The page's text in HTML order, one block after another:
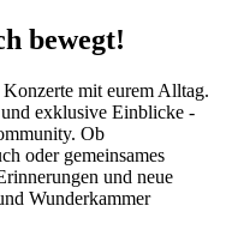
bewegt!
mit eurem Alltag.
exklusive Einblicke -
Ob
oder gemeinsames
und neue
Wunderkammer